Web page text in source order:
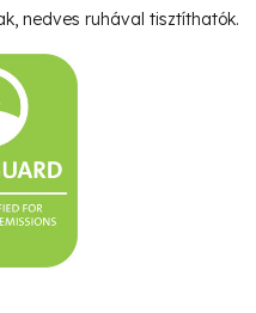
nedves ruhával tisztíthatók.